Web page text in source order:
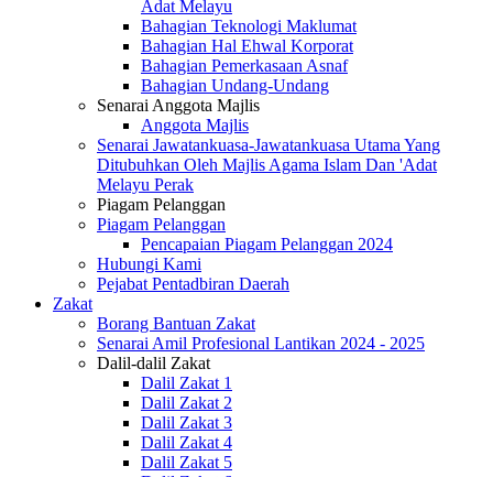
Adat Melayu
Bahagian Teknologi Maklumat
Bahagian Hal Ehwal Korporat
Bahagian Pemerkasaan Asnaf
Bahagian Undang-Undang
Senarai Anggota Majlis
Anggota Majlis
Senarai Jawatankuasa-Jawatankuasa Utama Yang
Ditubuhkan Oleh Majlis Agama Islam Dan 'Adat
Melayu Perak
Piagam Pelanggan
Piagam Pelanggan
Pencapaian Piagam Pelanggan 2024
Hubungi Kami
Pejabat Pentadbiran Daerah
Zakat
Borang Bantuan Zakat
Senarai Amil Profesional Lantikan 2024 - 2025
Dalil-dalil Zakat
Dalil Zakat 1
Dalil Zakat 2
Dalil Zakat 3
Dalil Zakat 4
Dalil Zakat 5